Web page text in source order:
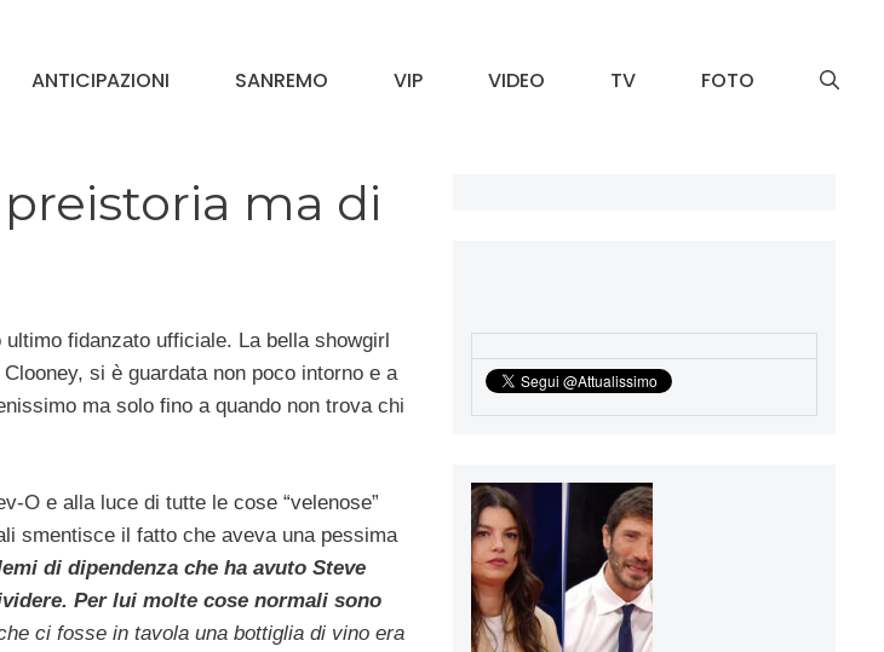
ANTICIPAZIONI SANREMO VIP VIDEO TV FOTO
ma di
fidanzato ufficiale. La bella showgirl
si è guardata non poco intorno e a
ma solo fino a quando non trova chi
O e alla luce di tutte le cose “velenose”
smentisce il fatto che aveva una pessima
di dipendenza che ha avuto Steve
Per lui molte cose normali sono
ci fosse in tavola una bottiglia di vino era